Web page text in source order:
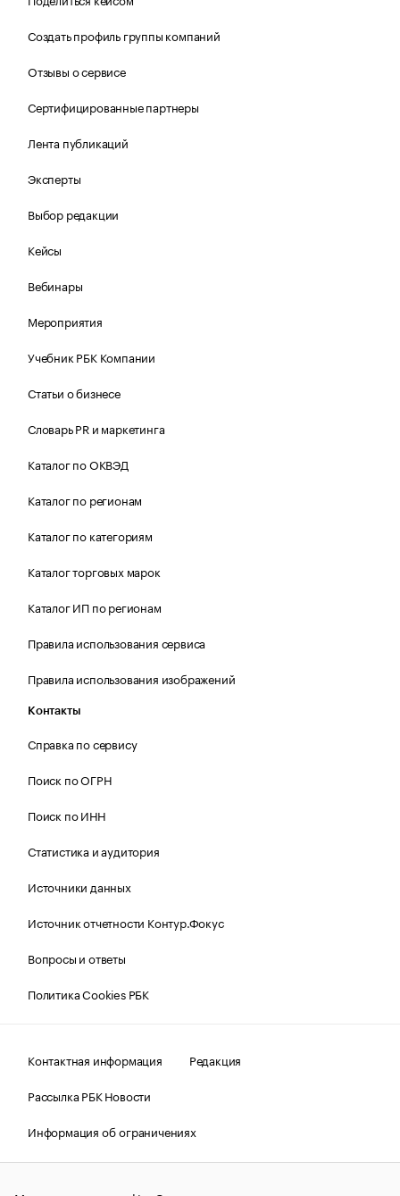
Создать профиль группы компаний
Отзывы о сервисе
Сертифицированные партнеры
Лента публикаций
Эксперты
Выбор редакции
Кейсы
Вебинары
Мероприятия
Учебник РБК Компании
Статьи о бизнесе
Словарь PR и маркетинга
Каталог по ОКВЭД
Каталог по регионам
Каталог по категориям
Каталог торговых марок
Каталог ИП по регионам
Правила использования сервиса
Правила использования изображений
Контакты
Справка по сервису
Поиск по ОГРН
Поиск по ИНН
Статистика и аудитория
Источники данных
Источник отчетности Контур.Фокус
Вопросы и ответы
Политика Cookies РБК
Контактная информация
Редакция
Рассылка РБК Новости
Информация об ограничениях
Правовая информация
О соблюдении авторских прав